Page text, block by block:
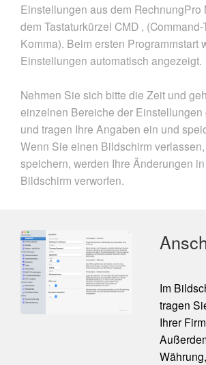
Einstellungen aus dem RechnungPro
dem Tastaturkürzel CMD , (Command-
Komma). Beim ersten Programmstart
Einstellungen automatisch angezeigt.
Nehmen Sie sich bitte die Zeit und
einzelnen Bereiche der Einstellungen
und tragen Ihre Angaben ein und
Wenn Sie einen Bildschirm
speichern, werden Ihre Änderungen
Bildschirm verworfen.
Im
tragen
Ihrer